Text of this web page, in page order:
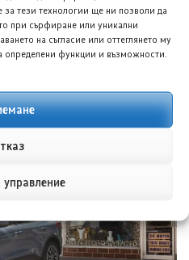
за тези технологии ще ни позволи да
при сърфиране или уникални
на съгласие или оттеглянето му
функции и възможности.
електрически пикап
под 40 000 долара